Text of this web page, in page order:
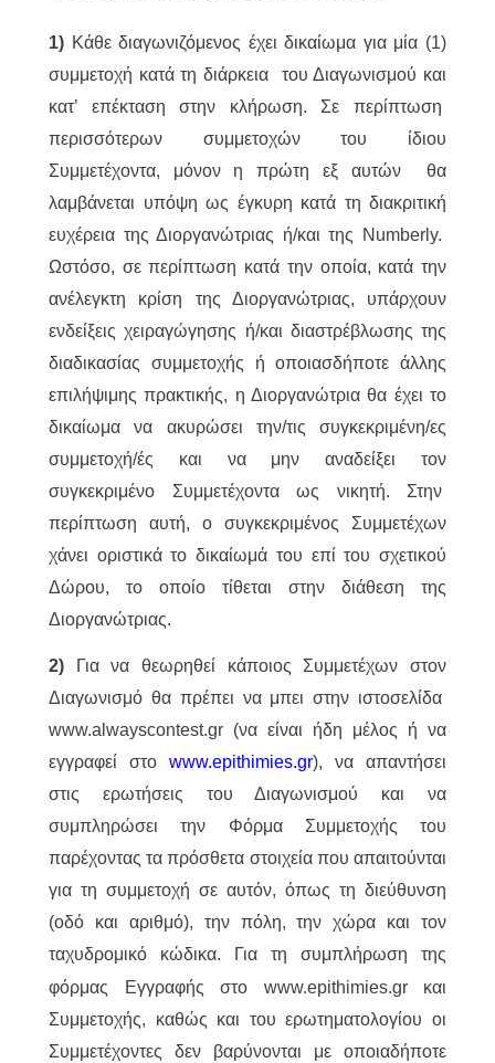
1) Κάθε διαγωνιζόμενος έχει δικαίωμα για μία (1)
συμμετοχή κατά τη διάρκεια του Διαγωνισμού και
κατ’ επέκταση στην κλήρωση. Σε περίπτωση
περισσότερων συμμετοχών του ίδιου
Συμμετέχοντα, μόνον η πρώτη εξ αυτών θα
λαμβάνεται υπόψη ως έγκυρη κατά τη διακριτική
ευχέρεια της Διοργανώτριας ή/και της Numberly.
Ωστόσο, σε περίπτωση κατά την οποία, κατά την
ανέλεγκτη κρίση της Διοργανώτριας, υπάρχουν
ενδείξεις χειραγώγησης ή/και διαστρέβλωσης της
διαδικασίας συμμετοχής ή οποιασδήποτε άλλης
επιλήψιμης πρακτικής, η Διοργανώτρια θα έχει το
δικαίωμα να ακυρώσει την/τις συγκεκριμένη/ες
συμμετοχή/ές και να μην αναδείξει τον
συγκεκριμένο Συμμετέχοντα ως νικητή. Στην
περίπτωση αυτή, ο συγκεκριμένος Συμμετέχων
χάνει οριστικά το δικαίωμά του επί του σχετικού
Δώρου, το οποίο τίθεται στην διάθεση της
Διοργανώτριας.
2) Για να θεωρηθεί κάποιος Συμμετέχων στον
Διαγωνισμό θα πρέπει να μπει στην ιστοσελίδα
www.alwayscontest.gr (να είναι ήδη μέλος ή να
εγγραφεί στο www.epithimies.gr), να απαντήσει
στις ερωτήσεις του Διαγωνισμού και να
συμπληρώσει την Φόρμα Συμμετοχής του
παρέχοντας τα πρόσθετα στοιχεία που απαιτούνται
για τη συμμετοχή σε αυτόν, όπως τη διεύθυνση
(οδό και αριθμό), την πόλη, την χώρα και τον
ταχυδρομικό κώδικα.
Για τη συμπλήρωση της
φόρμας Εγγραφής στο www.epithimies.gr και
Συμμετοχής, καθώς και του ερωτηματολογίου οι
Συμμετέχοντες δεν βαρύνονται με οποιαδήποτε